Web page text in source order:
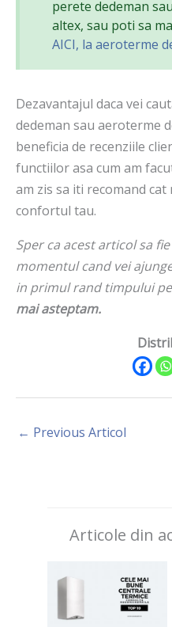
perete dedeman
altex, sau poti sa
AICI, la aeroterme
Dezavantajul daca vei
dedeman sau aeroterme
beneficia de recenziile
functiilor asa cum am
am zis sa iti recomand
confortul tau.
Sper ca acest articol sa
momentul cand vei
in primul rand timpului
mai asteptam.
← Previous Articol
Articole din